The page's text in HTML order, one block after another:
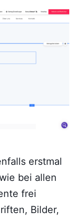
erstmal
bei allen
frei
Bilder,